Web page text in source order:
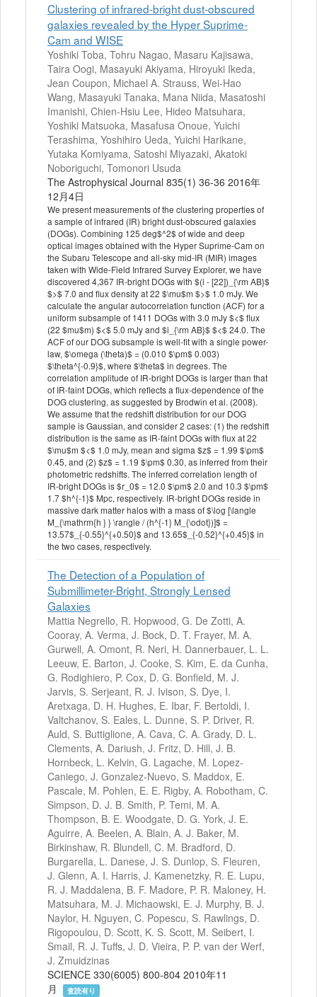
Clustering of infrared-bright dust-obscured
galaxies revealed by the Hyper Suprime-
Cam and WISE
Yoshiki Toba, Tohru Nagao, Masaru Kajisawa,
Taira Oogi, Masayuki Akiyama, Hiroyuki Ikeda,
Jean Coupon, Michael A. Strauss, Wei-Hao
Wang, Masayuki Tanaka, Mana Niida, Masatoshi
Imanishi, Chien-Hsiu Lee, Hideo Matsuhara,
Yoshiki Matsuoka, Masafusa Onoue, Yuichi
Terashima, Yoshihiro Ueda, Yuichi Harikane,
Yutaka Komiyama, Satoshi Miyazaki, Akatoki
Noboriguchi, Tomonori Usuda
The Astrophysical Journal 835(1) 36-36 2016年
12月4日
We present measurements of the clustering properties of
a sample of infrared (IR) bright dust-obscured galaxies
(DOGs). Combining 125 deg$^2$ of wide and deep
optical images obtained with the Hyper Suprime-Cam on
the Subaru Telescope and all-sky mid-IR (MIR) images
taken with Wide-Field Infrared Survey Explorer, we have
discovered 4,367 IR-bright DOGs with $(i - [22])_{\rm AB}$
$>$ 7.0 and flux density at 22 $\mu$m $>$ 1.0 mJy. We
calculate the angular autocorrelation function (ACF) for a
uniform subsample of 1411 DOGs with 3.0 mJy $<$ flux
(22 $mu$m) $<$ 5.0 mJy and $i_{\rm AB}$ $<$ 24.0. The
ACF of our DOG subsample is well-fit with a single power-
law, $\omega (\theta)$ = (0.010 $\pm$ 0.003)
$\theta^{-0.9}$, where $\theta$ in degrees. The
correlation amplitude of IR-bright DOGs is larger than that
of IR-faint DOGs, which reflects a flux-dependence of the
DOG clustering, as suggested by Brodwin et al. (2008).
We assume that the redshift distribution for our DOG
sample is Gaussian, and consider 2 cases: (1) the redshift
distribution is the same as IR-faint DOGs with flux at 22
$\mu$m $<$ 1.0 mJy, mean and sigma $z$ = 1.99 $\pm$
0.45, and (2) $z$ = 1.19 $\pm$ 0.30, as inferred from their
photometric redshifts. The inferred correlation length of
IR-bright DOGs is $r_0$ = 12.0 $\pm$ 2.0 and 10.3 $\pm$
1.7 $h^{-1}$ Mpc, respectively. IR-bright DOGs reside in
massive dark matter halos with a mass of $\log [\langle
M_{\mathrm{h } } \rangle / (h^{-1} M_{\odot})]$ =
13.57$_{-0.55}^{+0.50}$ and 13.65$_{-0.52}^{+0.45}$ in
the two cases, respectively.
The Detection of a Population of
Submillimeter-Bright, Strongly Lensed
Galaxies
Mattia Negrello, R. Hopwood, G. De Zotti, A.
Cooray, A. Verma, J. Bock, D. T. Frayer, M. A.
Gurwell, A. Omont, R. Neri, H. Dannerbauer, L. L.
Leeuw, E. Barton, J. Cooke, S. Kim, E. da Cunha,
G. Rodighiero, P. Cox, D. G. Bonfield, M. J.
Jarvis, S. Serjeant, R. J. Ivison, S. Dye, I.
Aretxaga, D. H. Hughes, E. Ibar, F. Bertoldi, I.
Valtchanov, S. Eales, L. Dunne, S. P. Driver, R.
Auld, S. Buttiglione, A. Cava, C. A. Grady, D. L.
Clements, A. Dariush, J. Fritz, D. Hill, J. B.
Hornbeck, L. Kelvin, G. Lagache, M. Lopez-
Caniego, J. Gonzalez-Nuevo, S. Maddox, E.
Pascale, M. Pohlen, E. E. Rigby, A. Robotham, C.
Simpson, D. J. B. Smith, P. Temi, M. A.
Thompson, B. E. Woodgate, D. G. York, J. E.
Aguirre, A. Beelen, A. Blain, A. J. Baker, M.
Birkinshaw, R. Blundell, C. M. Bradford, D.
Burgarella, L. Danese, J. S. Dunlop, S. Fleuren,
J. Glenn, A. I. Harris, J. Kamenetzky, R. E. Lupu,
R. J. Maddalena, B. F. Madore, P. R. Maloney, H.
Matsuhara, M. J. Michaowski, E. J. Murphy, B. J.
Naylor, H. Nguyen, C. Popescu, S. Rawlings, D.
Rigopoulou, D. Scott, K. S. Scott, M. Seibert, I.
Smail, R. J. Tuffs, J. D. Vieira, P. P. van der Werf,
J. Zmuidzinas
SCIENCE 330(6005) 800-804 2010年11
月
査読有り